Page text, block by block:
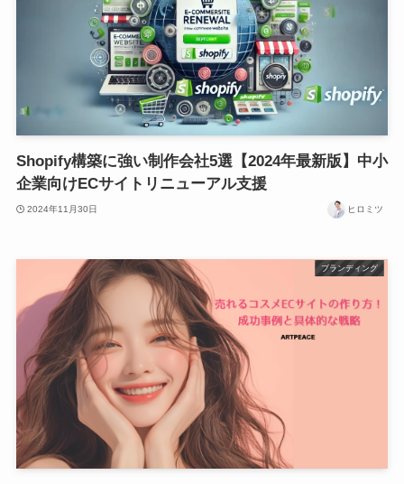
Shopify構築に強い制作会社5選【2024年最新版】中小
企業向けECサイトリニューアル支援
2024年11月30日 ヒロミツ
ブランディング